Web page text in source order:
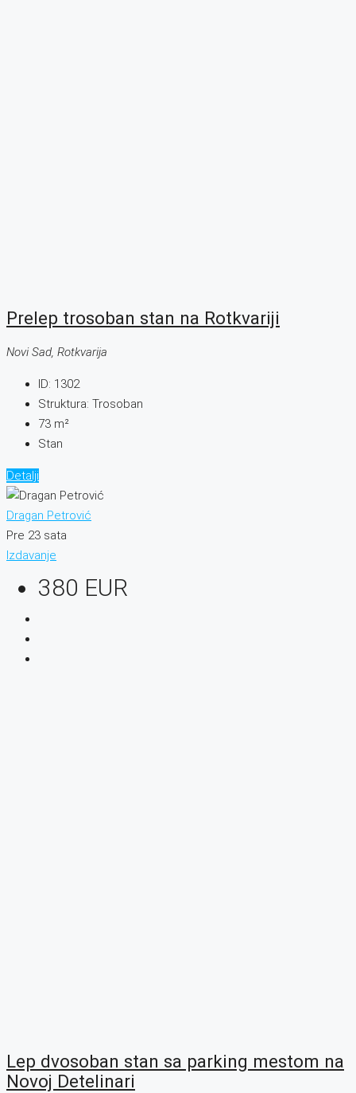
Prelep trosoban stan na Rotkvariji
Novi Sad, Rotkvarija
ID: 1302
Struktura: Trosoban
73 m²
Stan
Detalji
Dragan Petrović
Pre 23 sata
Izdavanje
380 EUR
Lep dvosoban stan sa parking mestom na
Novoj Detelinari